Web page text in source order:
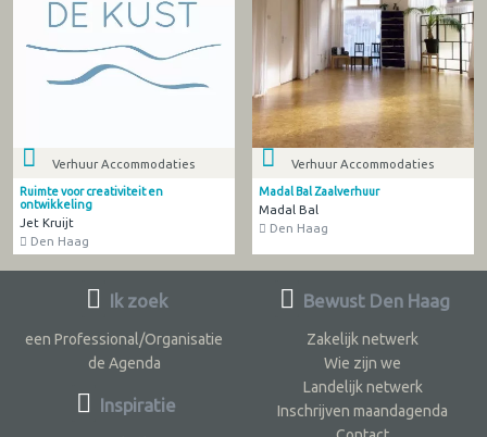
Verhuur Accommodaties
Ruimte voor creativiteit en
ontwikkeling
Jet Kruijt
Den Haag
Verhuur Accommodaties
Madal Bal Zaalverhuur
Madal Bal
Den Haag
Ik zoek
een Professional/Organisatie
de Agenda
Inspiratie
Bewust Den Haag
Zakelijk netwerk
Wie zijn we
Landelijk netwerk
Inschrijven maandagenda